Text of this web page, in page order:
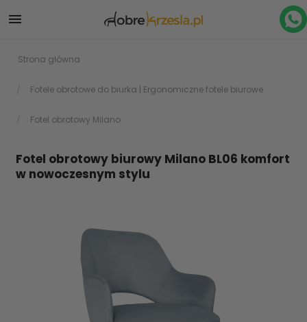

Strona główna
Fotele obrotowe do biurka | Ergonomiczne fotele biurowe
Fotel obrotowy Milano
Fotel obrotowy biurowy Milano BL06 komfort
w nowoczesnym stylu